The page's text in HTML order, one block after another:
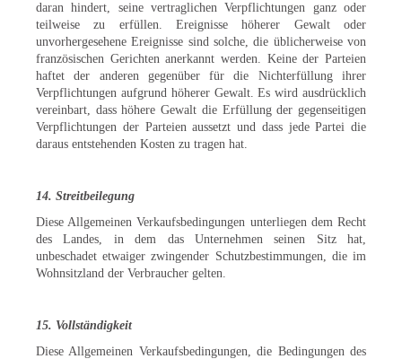
daran hindert, seine vertraglichen Verpflichtungen ganz oder
teilweise zu erfüllen. Ereignisse höherer Gewalt oder
unvorhergesehene Ereignisse sind solche, die üblicherweise von
französischen Gerichten anerkannt werden. Keine der Parteien
haftet der anderen gegenüber für die Nichterfüllung ihrer
Verpflichtungen aufgrund höherer Gewalt. Es wird ausdrücklich
vereinbart, dass höhere Gewalt die Erfüllung der gegenseitigen
Verpflichtungen der Parteien aussetzt und dass jede Partei die
daraus entstehenden Kosten zu tragen hat.
14. Streitbeilegung
Diese Allgemeinen Verkaufsbedingungen unterliegen dem Recht
des Landes, in dem das Unternehmen seinen Sitz hat,
unbeschadet etwaiger zwingender Schutzbestimmungen, die im
Wohnsitzland der Verbraucher gelten.
15. Vollständigkeit
Diese Allgemeinen Verkaufsbedingungen, die Bedingungen des